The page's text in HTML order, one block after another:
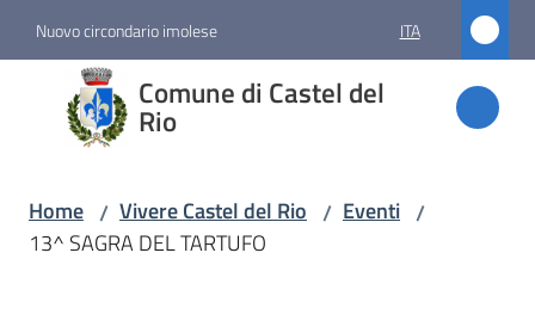
Nuovo circondario imolese ITA
Comune di Castel del
Rio
Comune
di
Castel
Home / Vivere Castel del Rio / Eventi /
13^ SAGRA DEL TARTUFO